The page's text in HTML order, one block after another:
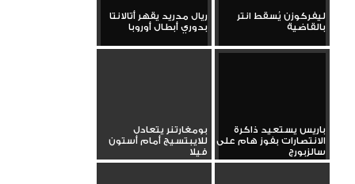
ليفركوزن يُسقط انتر
بالقاضية
ريال مدريد يقهر أتالانتا
بدوري أبطال أوروبا
باريس يستعيد ذاكرة
الانتصارات بفوز هام على
سالزبورج
بومغارتنر يتعادل
للايبتسيج أمام أستون
فيلا